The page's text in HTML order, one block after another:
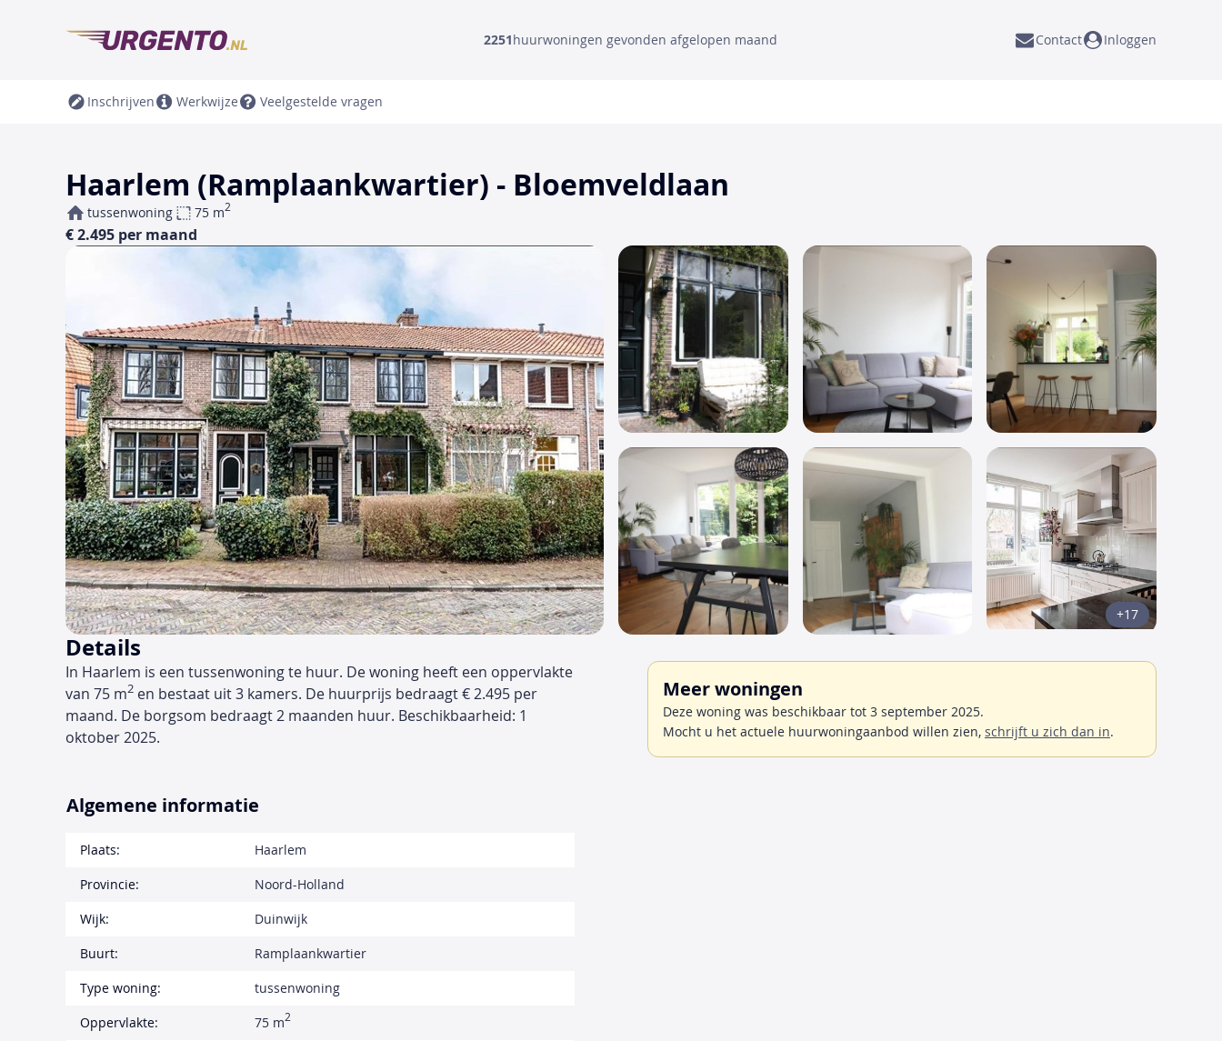
2251huurwoningen gevonden afgelopen maand Contact Inloggen
Inschrijven Werkwijze Veelgestelde vragen
Haarlem (Ramplaankwartier) - Bloemveldlaan
tussenwoning 75 m2
€ 2.495 per maand
+17
Details
In Haarlem is een tussenwoning te huur. De woning heeft een oppervlakte
van 75 m2 en bestaat uit 3 kamers. De huurprijs bedraagt € 2.495 per
maand. De borgsom bedraagt 2 maanden huur. Beschikbaarheid: 1
oktober 2025.
Meer woningen
Deze woning was beschikbaar tot 3 september 2025.
Mocht u het actuele huurwoningaanbod willen zien, schrijft u zich dan in.
Algemene informatie
Plaats:
Haarlem
Provincie:
Noord-Holland
Wijk:
Duinwijk
Buurt:
Ramplaankwartier
Type woning:
tussenwoning
Oppervlakte:
75 m2